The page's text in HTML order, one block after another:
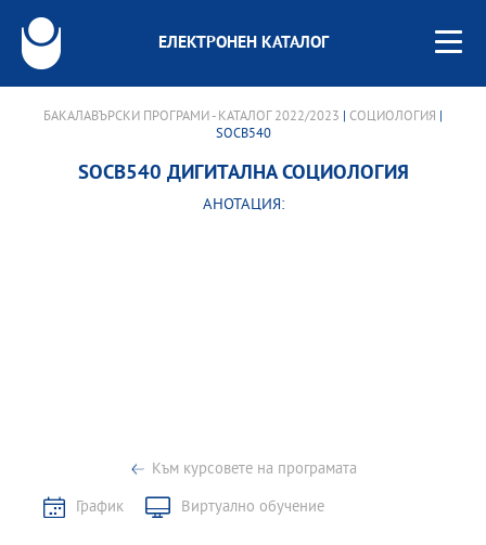
ЕЛЕКТРОНЕН КАТАЛОГ
БАКАЛАВЪРСКИ ПРОГРАМИ - КАТАЛОГ 2022/2023 СОЦИОЛОГИЯ
SOCB540
SOCB540 ДИГИТАЛНА СОЦИОЛОГИЯ
АНОТАЦИЯ:
Към курсовете на програмата
График
Виртуално обучение